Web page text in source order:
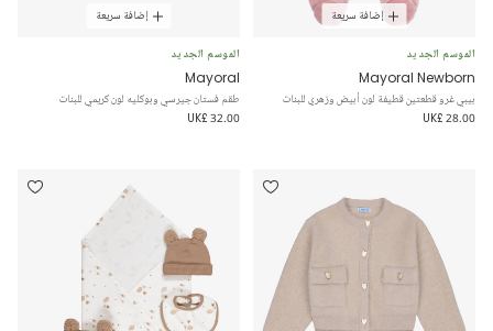
إضافة سريعة
الموسم الجديد
Mayoral Newborn
بيبي غرو قطعتين قطيفة لون أبيض وزهري للبنات
UK£ 28.00
إضافة سريعة
الموسم الجديد
Mayoral
طقم فستان جيرسي وبوكليه لون كريمي للبنات
UK£ 32.00